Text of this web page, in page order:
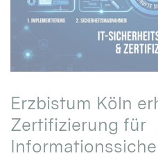
Erzbistum Köln
Zertifizierung für